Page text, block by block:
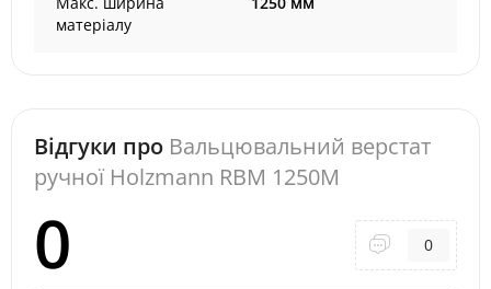
матеріалу
Відгуки про Вальцювальний верстат
ручної Holzmann RBM 1250M
0 0